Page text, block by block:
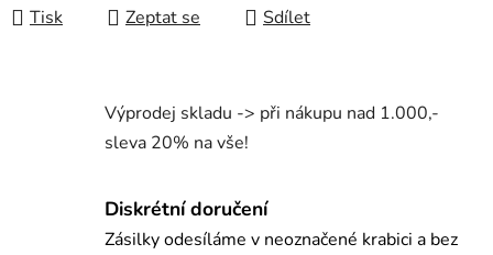
Tisk Zeptat se Sdílet
Výprodej skladu -> při nákupu nad 1.000,-
sleva 20% na vše!
Diskrétní doručení
Zásilky odesíláme v neoznačené krabici a bez